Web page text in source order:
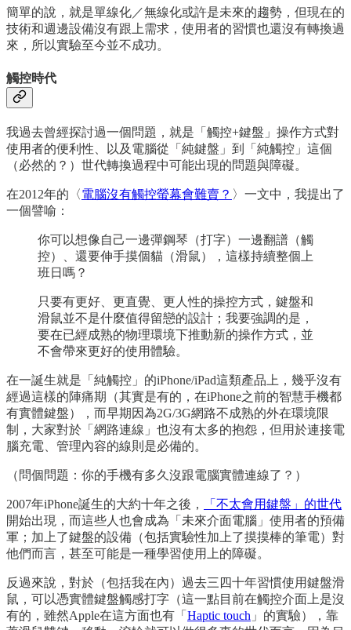
簡單的說，就是單線化／無線化或許是未來的趨勢，但現在的
技術和週邊設備沒有跟上需求，使用者的習慣也還沒有轉換過
來，所以實驗至今並不成功。
觸控時代
我過去曾經探討過一個問題，就是「觸控+鍵盤」操作方式對
使用者的便利性、以及電腦從「純鍵盤」到「純觸控」這個
（必然的？）世代轉換過程中可能出現的問題與障礙。
在2012年的〈電腦沒有觸控螢幕會難賣？ 〉一文中，我提出了
一個譬喻：
你可以想像自己一邊彈鋼琴（打字）一邊翻譜（觸
控）、還要伸手摸個貓（滑鼠），這樣持續整個上
班日嗎？
只要有更好、更直覺、更人性的操控方式，鍵盤和
滑鼠並不是什麼值得留戀的設計；我要強調的是，
要在已經成熟的物理環境下推動新的操作方式，並
不會帶來更好的使用體驗。
在一誕生就是「純觸控」的iPhone/iPad這類產品上，幾乎沒有
經過這樣的陣痛期（其實是有的，在iPhone之前的智慧手機都
有實體鍵盤），而早期因為2G/3G網路不成熟的外在環境限
制，大家對於「網路連線」也沒有太多的抱怨，但用於連接電
腦充電、管理內容的線則是必備的。
（問個問題：你的手機有多久沒跟電腦實體連線了？）
2007年iPhone誕生的大約十年之後，
「不太會用鍵盤」的世代
開始出現，而這些人也會成為「未來介面電腦」使用者的預備
軍；加上了鍵盤的設備（包括實驗性加上了摸摸棒的筆電）對
他們而言，甚至可能是一種學習使用上的障礙。
反過來說，對於（包括我在內）過去三四十年習慣使用鍵盤滑
鼠，可以憑實體鍵盤觸感打字（這一點目前在觸控介面上是沒
有的，雖然Apple在這方面也有「 Haptic touch 」的實驗），靠